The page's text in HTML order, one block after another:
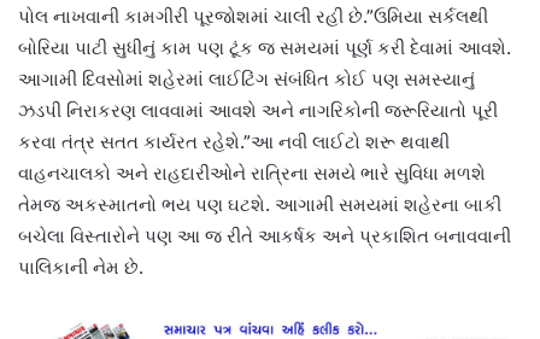
પોલ નાખવાની કામગીરી પૂરજોશમાં ચાલી રહી છે.”ઉમિયા સર્કલથી
બોરિયા પાટી સુધીનું કામ પણ ટૂંક જ સમયમાં પૂર્ણ કરી દેવામાં આવશે.
આગામી દિવસોમાં શહેરમાં લાઈટિંગ સંબંધિત કોઈ પણ સમસ્યાનું
ઝડપી નિરાકરણ લાવવામાં આવશે અને નાગરિકોની જરૂરિયાતો પૂરી
કરવા તંત્ર સતત કાર્યરત રહેશે.”આ નવી લાઈટો શરૂ થવાથી
વાહનચાલકો અને રાહદારીઓને રાત્રિના સમયે ભારે સુવિધા મળશે
તેમજ અકસ્માતનો ભય પણ ઘટશે. આગામી સમયમાં શહેરના બાકી
બચેલા વિસ્તારોને પણ આ જ રીતે આકર્ષક અને પ્રકાશિત બનાવવાની
પાલિકાની નેમ છે.